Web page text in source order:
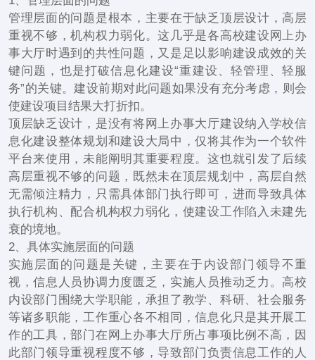
管理层面的问题是根本，主要在于缺乏顶层设计，高层
重视不够，机构权力弱化。这几乎是各高校建设网上办
事大厅时遇到的共性问题，又是足以影响建设成效的关
键问题，也是打破信息化建设“重建设、轻管理、轻服
务”的关键。建设前期对此问题如果没有充分考虑，则会
使建设项目结果大打折扣。
顶层缺乏设计，是没有将网上办事大厅建设纳入学校信
息化建设整体规划和建设大局中，仅将其作为一个软件
平台来使用，未能阐明其重要程度。这也就引发了后续
高层重视不够的问题，既然未在顶层规划中，高层自然
无需倾注精力，只需具体部门执行即可，进而导致具体
执行机构、配合机构权力弱化，使建设工作陷入未建先
衰的境地。
2、具体实施层面的问题
实施层面的问题是关键，主要在于内设部门领导不重
视，信息人员协调力度匮乏，实施人员推动乏力。高校
内设部门围绕大学职能，承担了教学、科研、社会服务
等诸多职能，工作重心各不相同，信息化只是其开展工
作的工具，部门在网上办事大厅所占事项比例不高，因
此部门领导重视程度不够，导致部门负责信息工作的人